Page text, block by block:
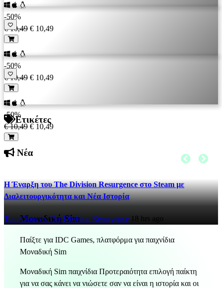
-50%
€ 10,49 € 10,49
-50%
€ 10,49 € 10,49
-50%
€ 10,49 € 10,49
Ετικέτες
Νέα
Η Έναρξη του The Division Resurgence στο Steam με
Διαλειτουργικότητα και Νέα Ιστορία
Tom Clancy's The Division Resurgence 18 hrs ago
Μοναδική Sim
Παίξτε για IDC Games, πλατφόρμα για παιχνίδια
Μοναδική Sim
Μοναδική Sim παιχνίδια Προτεραιότητα επιλογή παίκτη
για να σας κάνει να νιώσετε σαν να είναι η ιστορία και οι